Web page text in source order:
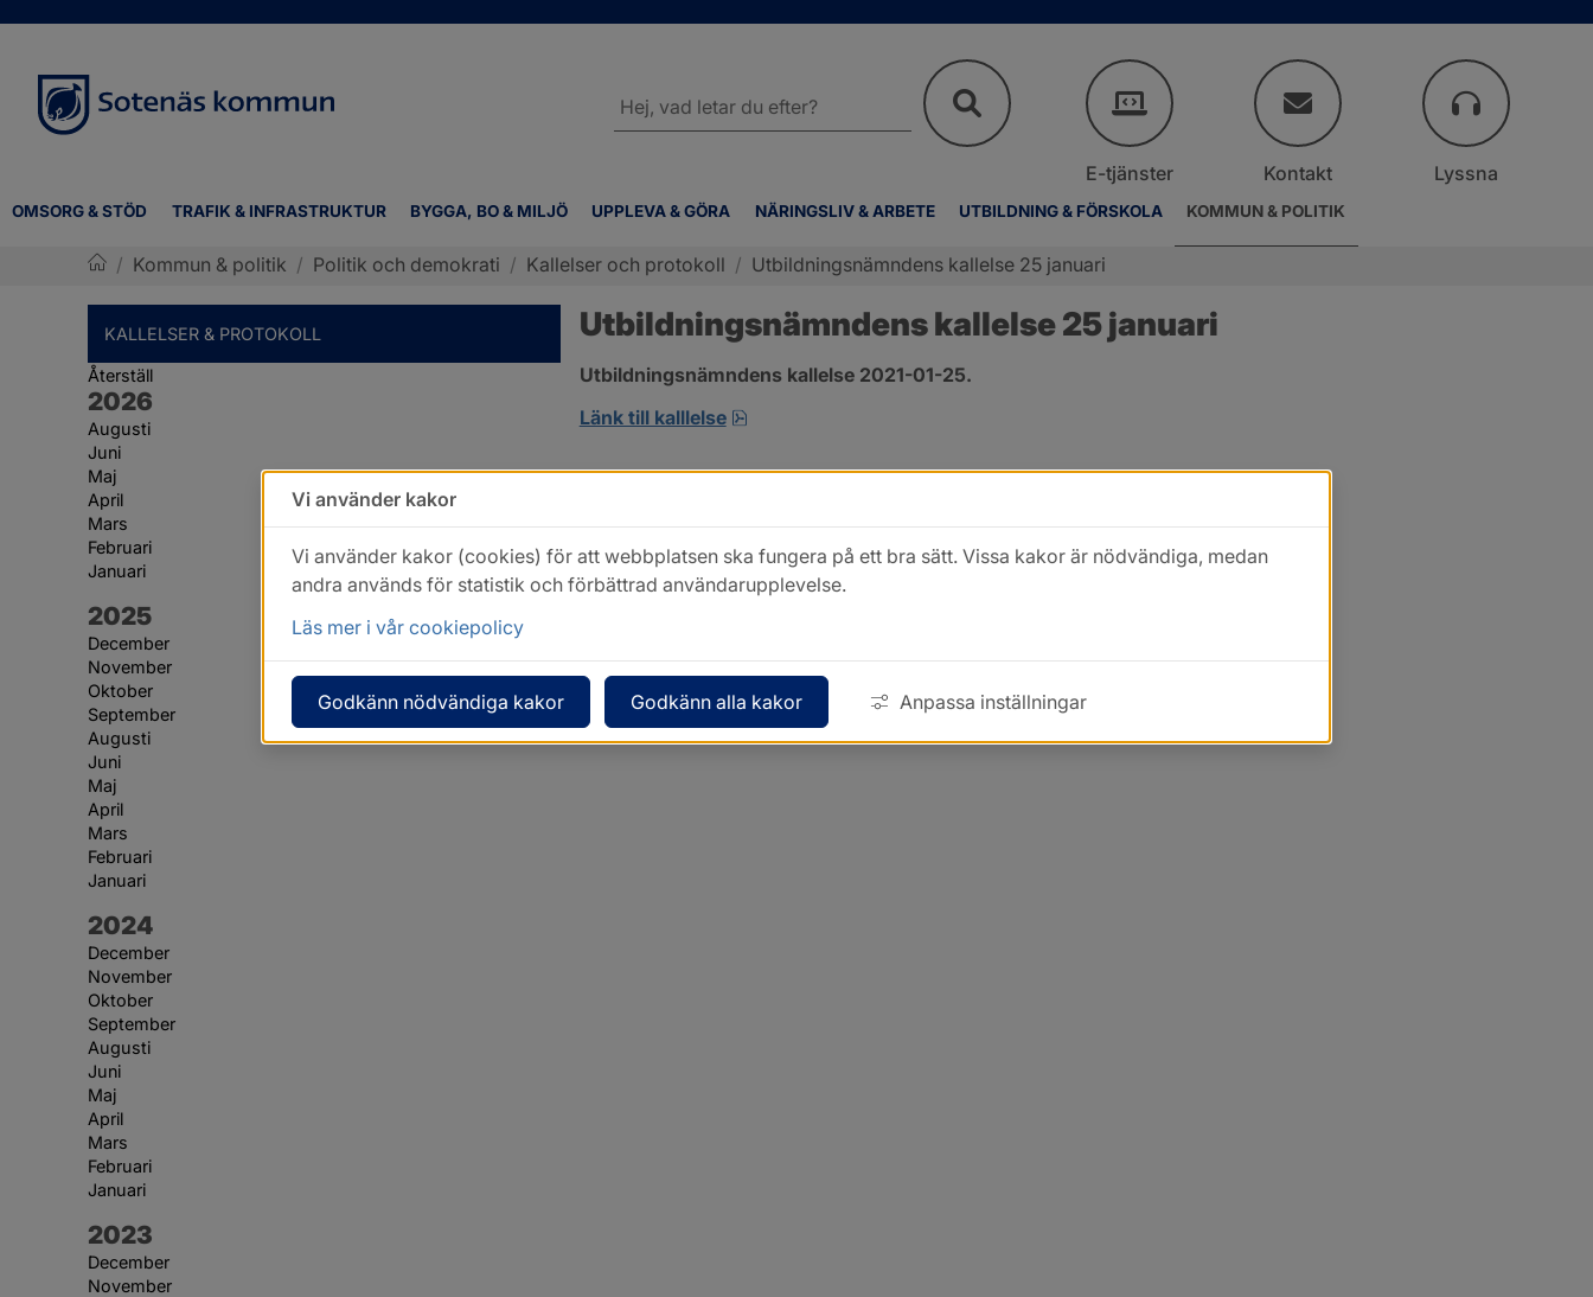
OMSORG & STÖD TRAFIK & INFRASTRUKTUR BYGGA, BO & MILJÖ UPPLEVA & GÖRA NÄRINGSLIV & ARBETE UTBILDNING & FÖRSKOLA KOMMUN & POLITIK
webbplatsen
E-tjänster Kontakt Lyssna
/ Kommun & politik / Politik och demokrati / Kallelser och protokoll / Utbildningsnämndens kallelse 25 januari
KALLELSER & PROTOKOLL
Återställ
År:
2026
Augusti
Juni
Maj
April
Mars
Februari
Januari
År:
2025
December
November
Oktober
September
Augusti
Juni
Maj
April
Mars
Februari
Januari
År:
2024
December
November
Oktober
September
Augusti
Juni
Maj
April
Mars
Februari
Januari
År:
2023
December
November
Utbildningsnämndens kallelse 25 januari
Utbildningsnämndens kallelse 2021-01-25.
Länk till kalllelse
pdf, 749.7 kB, öppnas i nytt fönster.
Vi använder kakor
Vi använder kakor (cookies) för att webbplatsen ska fungera på ett bra sätt. Vissa kakor är nödvändiga, medan
andra används för statistik och förbättrad användarupplevelse.
Läs mer i vår cookiepolicy
Godkänn nödvändiga kakor Godkänn alla kakor Anpassa inställningar